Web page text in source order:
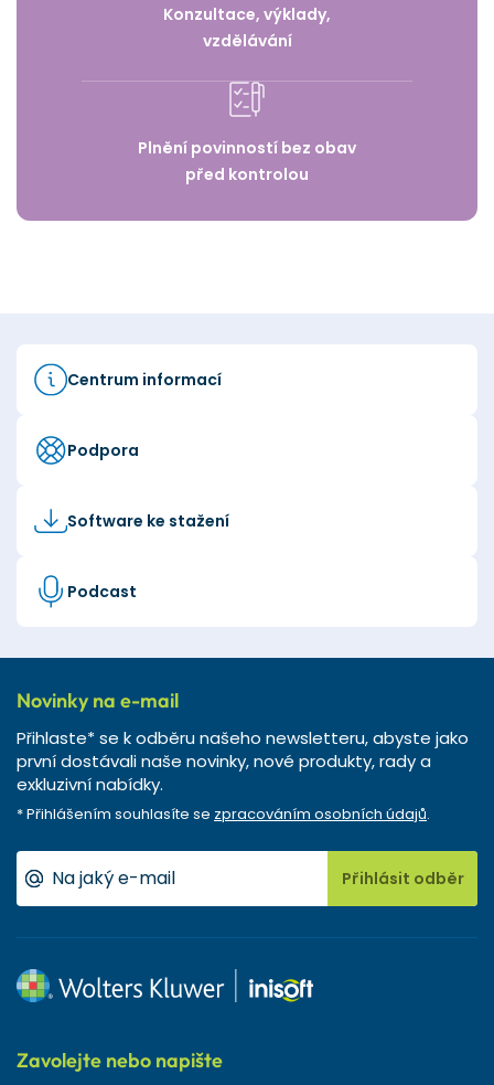
Konzultace, výklady,
vzdělávání
Plnění povinností bez obav
před kontrolou
Centrum informací
Podpora
Software ke stažení
Podcast
Novinky na e-mail
Přihlaste* se k odběru našeho newsletteru, abyste jako
první dostávali naše novinky, nové produkty, rady a
exkluzivní nabídky.
* Přihlášením souhlasíte se zpracováním osobních údajů.
Přihlásit odběr
Zavolejte nebo napište